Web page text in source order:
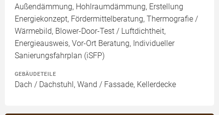
Außendämmung, Hohlraumdämmung, Erstellung
Energiekonzept, Fördermittelberatung, Thermografie /
Wärmebild, Blower-Door-Test / Luftdichtheit,
Energieausweis, Vor-Ort Beratung, Individueller
Sanierungsfahrplan (iSFP)
GEBÄUDETEILE
Dach / Dachstuhl, Wand / Fassade, Kellerdecke